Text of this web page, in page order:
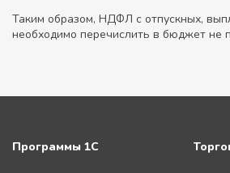
Таким образом, НДФЛ с отпускных,
необходимо перечислить в бюджет не
Программы 1С